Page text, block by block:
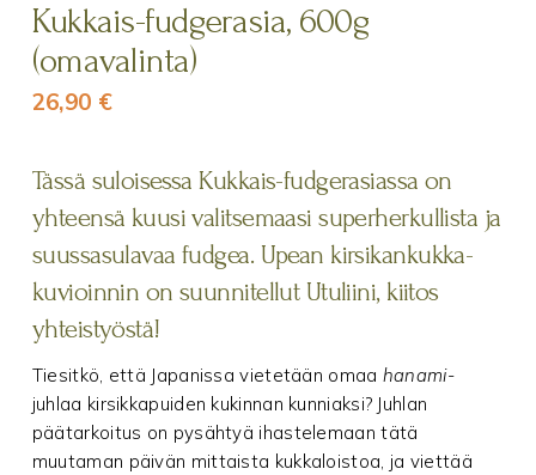
Kukkais-fudgerasia, 600g
(omavalinta)
26,90 €
Tässä suloisessa Kukkais-fudgerasiassa on
yhteensä kuusi valitsemaasi superherkullista ja
suussasulavaa fudgea. Upean kirsikankukka-
kuvioinnin on suunnitellut Utuliini, kiitos
yhteistyöstä!
Tiesitkö, että Japanissa vietetään omaa hanami-
juhlaa kirsikkapuiden kukinnan kunniaksi? Juhlan
päätarkoitus on pysähtyä ihastelemaan tätä
muutaman päivän mittaista kukkaloistoa, ja viettää